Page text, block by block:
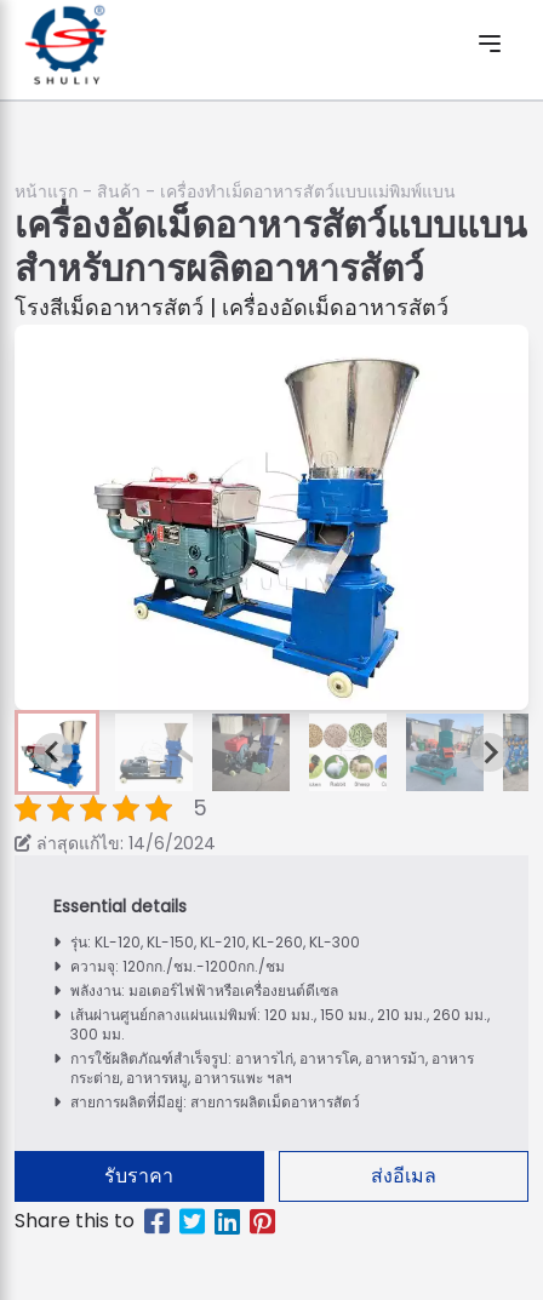
หน้าแรก - สินค้า - เครื่องทำเม็ดอาหารสัตว์แบบแม่พิมพ์แบน
เครื่องอัดเม็ดอาหารสัตว์แบบแบน
สำหรับการผลิตอาหารสัตว์
โรงสีเม็ดอาหารสัตว์ | เครื่องอัดเม็ดอาหารสัตว์
5
ล่าสุดแก้ไข: 14/6/2024
รุ่น: KL-120, KL-150, KL-210, KL-260, KL-300
ความจุ: 120กก./ชม.-1200กก./ชม
พลังงาน: มอเตอร์ไฟฟ้าหรือเครื่องยนต์ดีเซล
เส้นผ่านศูนย์กลางแผ่นแม่พิมพ์: 120 มม., 150 มม., 210 มม., 260 มม.,
300 มม.
การใช้ผลิตภัณฑ์สำเร็จรูป: อาหารไก่, อาหารโค, อาหารม้า, อาหาร
กระต่าย, อาหารหมู, อาหารแพะ ฯลฯ
สายการผลิตที่มีอยู่: สายการผลิตเม็ดอาหารสัตว์
รับราคา ส่งอีเมล